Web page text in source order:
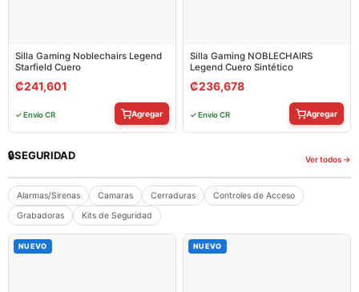
Silla Gaming Noblechairs Legend
Starfield Cuero
₡241,601
✓ Envío CR Agregar
Silla Gaming NOBLECHAIRS
Legend Cuero Sintético
₡236,678
✓ Envío CR Agregar
🔒SEGURIDAD Ver todos →
Alarmas/Sirenas Camaras Cerraduras
Controles de Acceso
Grabadoras
Kits de Seguridad
NUEVO NUEVO